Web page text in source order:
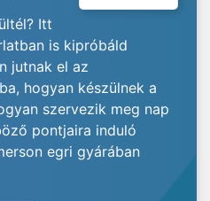
Itt
is kipróbáld
jutnak el az
hogyan készülnek a
szervezik meg nap
pontjaira induló
egri gyárában